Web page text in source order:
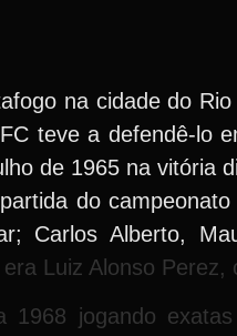
na cidade do
teve a defendê-lo
de 1965 na vitória
do
Carlos Alberto,
Luiz Alonso Perez,
jogando